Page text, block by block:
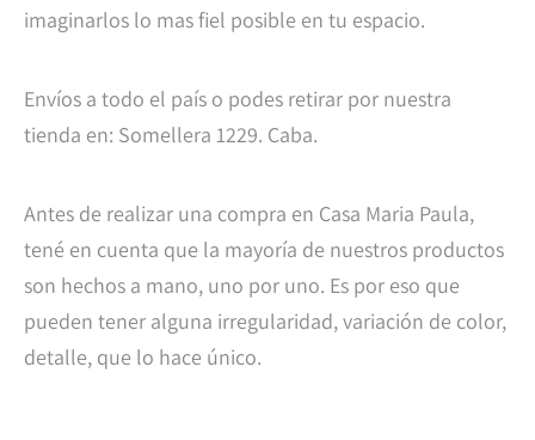
imaginarlos lo mas fiel posible en tu espacio.
Envíos a todo el país o podes retirar por nuestra
tienda en: Somellera 1229. Caba.
Antes de realizar una compra en Casa Maria Paula,
tené en cuenta que la mayoría de nuestros productos
son hechos a mano, uno por uno. Es por eso que
pueden tener alguna irregularidad, variación de color,
detalle, que lo hace único.